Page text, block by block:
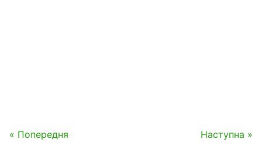
« Попередня Наступна »